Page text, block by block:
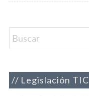
Legislación TIC